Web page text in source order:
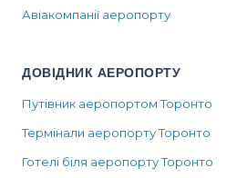
Авіакомпанії аеропорту
ДОВІДНИК АЕРОПОРТУ
Путівник аеропортом Торонто
Термінали аеропорту Торонто
Готелі біля аеропорту Торонто